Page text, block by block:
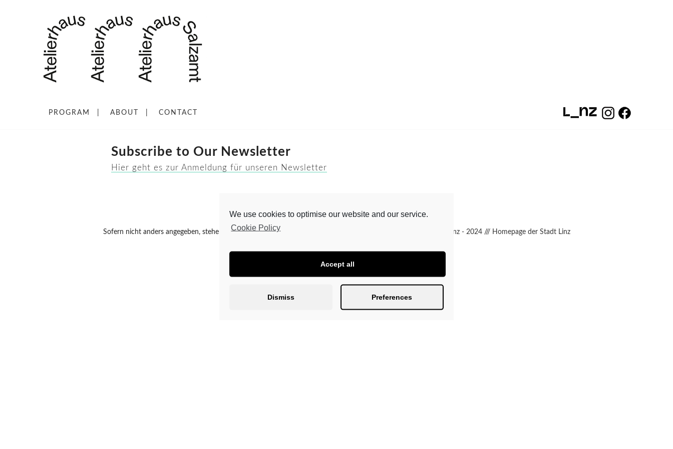
PROGRAM ABOUT CONTACT
Subscribe to Our Newsletter
Hier geht es zur Anmeldung für unseren Newsletter
Sofern nicht anders angegeben, stehen alle Inhalte unter einer Atelierhaus Salzamt Linz - 2024/// Homepage der Stadt Linz
We use cookies to optimise our website and our service.
Cookie Policy
Accept all
Dismiss Preferences